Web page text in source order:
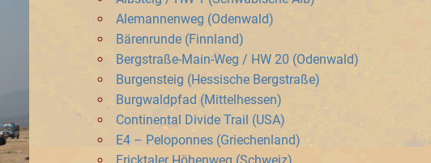
Alemannenweg (Odenwald)
Bärenrunde (Finnland)
Bergstraße-Main-Weg / HW 20 (Odenwald)
Burgensteig (Hessische Bergstraße)
Burgwaldpfad (Mittelhessen)
Continental Divide Trail (USA)
E4 – Peloponnes (Griechenland)